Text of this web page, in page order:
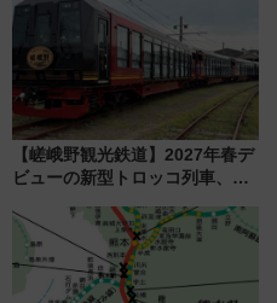
【嵯峨野観光鉄道】2027年春デ
ビューの新型トロッコ列車、い
は2026年で引退